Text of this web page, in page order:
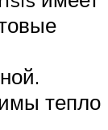
тепло